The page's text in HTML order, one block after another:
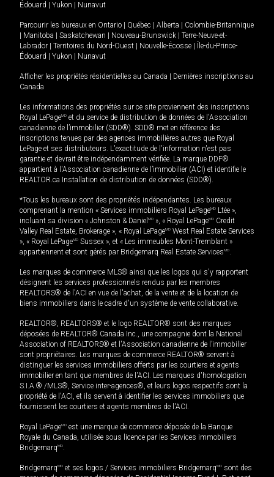
Édouard
Yukon Nunavut
Parcourir les bureaux en Ontario Québec Alberta
Colombie-Britannique
Manitoba Saskatchewan Nouveau-Brunswick
Terre-Neuve-et-
Labrador
Territoires du Nord-Ouest Nouvelle-Écosse
Île-du-Prince-
Édouard
Yukon Nunavut
Afficher les propriétés résidentielles au Canada
Dernières inscriptions au
Canada
Les informations des propriétés sur ce site proviennent des inscriptions
Royal LePageMD et du service de distribution de données de l'Association
canadienne de l’immobilier (SDD®). SDD® met en référence des
inscriptions tenues par des agences immobilières autres que Royal
LePage et ses distributeurs. L'exactitude de l'information n'est pas
garantie et devrait être indépendamment vérifiée. La marque DDF®
appartient à l'Association canadienne de l’immobilier (ACI) et identifie le
REALTOR.ca Installation de distribution de données (SDD®).
*Tous les bureaux sont des propriétés indépendantes. Les bureaux
comprenant la mention « Services immobiliers Royal LePageMD Ltée »,
incluant sa division « Johnston & Daniel MD », « Royal LePageMD Credit
Valley Real Estate, Brokerage », « Royal LePageMD West Real Estate Services
», « Royal LePageMD Sussex », et « Les immeubles Mont-Tremblant »
appartiennent et sont gérés par Bridgemarq Real Estate ServicesMD.
Les marques de commerce MLS® ainsi que les logos qui s'y rapportent
désignent les services professionnels rendus par les membres
REALTORS® de l'ACI en vue de l'achat, de la vente et de la location de
biens immobiliers dans le cadre d'un système de vente collaborative.
REALTOR®, REALTORS® et le logo REALTOR® sont des marques
déposées de REALTOR® Canada Inc., une compagnie dont la National
Association of REALTORS® et l'Association canadienne de l’immobilier
sont propriétaires. Les marques de commerce REALTOR® servent à
distinguer les services immobiliers offerts par les courtiers et agents
immobilier en tant que membres de l'ACI. Les marques d'homologation
S.I.A.® /MLS®, Service inter-agences®, et leurs logos respectifs sont la
propriété de l'ACI, et ils servent à identifier les services immobiliers que
fournissent les courtiers et agents membres de l'ACI.
Royal LePageMD est une marque de commerce déposée de la Banque
Royale du Canada, utilisée sous licence par les Services immobiliers
BridgemarqMD.
BridgemarqMD et ses logos / Services immobiliers BridgemarqMD sont des